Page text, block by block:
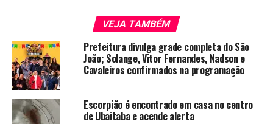
VEJA TAMBÉM
Prefeitura divulga grade completa do São
João; Solange, Vitor Fernandes, Nadson e
Cavaleiros confirmados na programação
Escorpião é encontrado em casa no centro
de Ubaitaba e acende alerta